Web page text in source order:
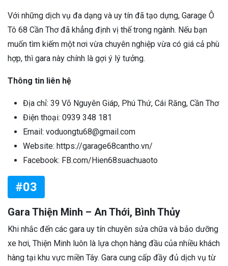
Với những dịch vụ đa dạng và uy tín đã tạo dựng, Garage Ô
Tô 68 Cần Thơ đã khẳng định vị thế trong ngành. Nếu bạn
muốn tìm kiếm một nơi vừa chuyên nghiệp vừa có giá cả phù
hợp, thì gara này chính là gợi ý lý tưởng.
Thông tin liên hệ
Địa chỉ: 39 Võ Nguyên Giáp, Phú Thứ, Cái Răng, Cần Thơ
Điện thoại: 0939 348 181
Email: voduongtu68@gmail.com
Website: https://garage68cantho.vn/
Facebook: FB.com/Hien68suachuaoto
#03
Gara Thiện Minh – An Thới, Bình Thủy
Khi nhắc đến các gara uy tín chuyên sửa chữa và bảo dưỡng
xe hơi, Thiện Minh luôn là lựa chọn hàng đầu của nhiều khách
hàng tại khu vực miền Tây. Gara cung cấp đầy đủ dịch vụ từ